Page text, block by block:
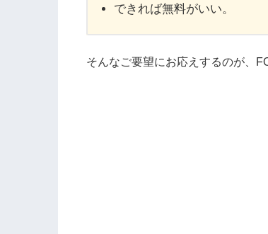
できれば無料がいい。
そんなご要望にお応えするのが、